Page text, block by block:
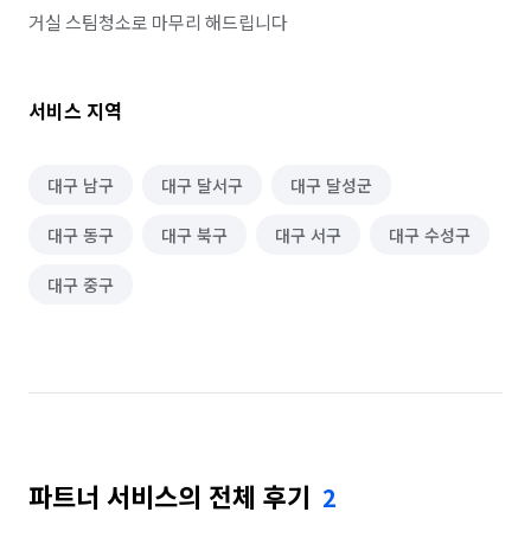
거실 스팀청소로 마무리 해드립니다
서비스 지역
대구 남구 대구 달서구 대구 달성군
대구 동구 대구 북구 대구 서구 대구 수성구
대구 중구
파트너 서비스의 전체 후기 2